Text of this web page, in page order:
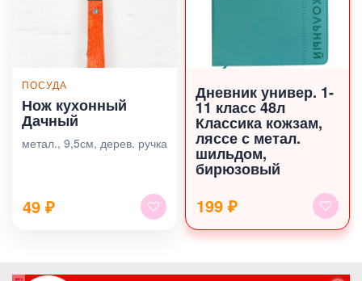
ПОСУДА
Нож кухонный
Дачный
метал., 9,5см, дерев. ручка
49 ₽
Дневник универ. 1-
11 класс 48л
Классика кожзам,
ляссе с метал.
шильдом,
бирюзовый
199 ₽